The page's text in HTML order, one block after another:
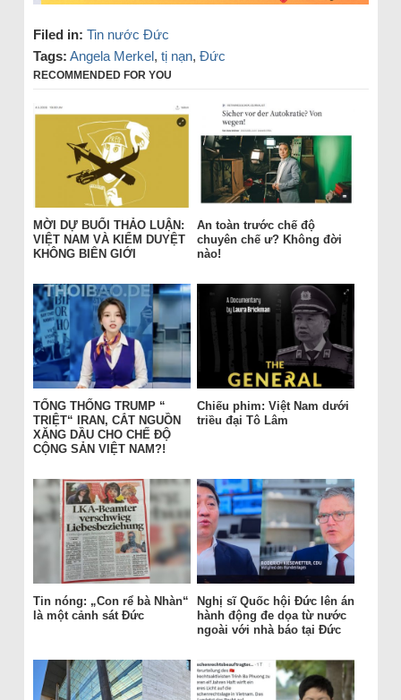
Filed in: Tin nước Đức
Tags: Angela Merkel, tị nạn, Đức
RECOMMENDED FOR YOU
MỜI DỰ BUỔI THẢO LUẬN:
VIỆT NAM VÀ KIỂM DUYỆT
KHÔNG BIÊN GIỚI
An toàn trước chế độ
chuyên chế ư? Không đời
nào!
TỔNG THỐNG TRUMP “
TRIỆT“ IRAN, CẮT NGUỒN
XĂNG DẦU CHO CHẾ ĐỘ
CỘNG SẢN VIỆT NAM?!
Chiếu phim: Việt Nam dưới
triều đại Tô Lâm
Tin nóng: „Con rể bà Nhàn“
là một cảnh sát Đức
Nghị sĩ Quốc hội Đức lên án
hành động đe dọa từ nước
ngoài với nhà báo tại Đức